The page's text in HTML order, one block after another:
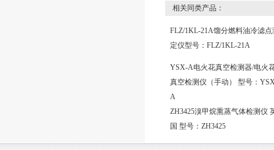
相关同类产品：
FLZ/1KL-21A馏分燃料油冷滤点
定仪型号：FLZ/1KL-21A
YSX-A电火花真空检测器/电火
真空检测仪（手动） 型号：
A
ZH3425溴甲烷熏蒸气体检测仪
国 型号：ZH3425